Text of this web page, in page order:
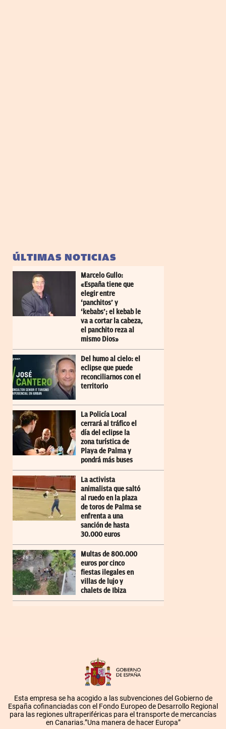
ÚLTIMAS NOTICIAS
Marcelo Gullo:
«España tiene que
elegir entre
‘panchitos’ y
‘kebabs’; el kebab le
va a cortar la cabeza,
el panchito reza al
mismo Dios»
Del humo al cielo: el
eclipse que puede
reconciliarnos con el
territorio
La Policía Local
cerrará al tráfico el
día del eclipse la
zona turística de
Playa de Palma y
pondrá más buses
La activista
animalista que saltó
al ruedo en la plaza
de toros de Palma se
enfrenta a una
sanción de hasta
30.000 euros
Multas de 800.000
euros por cinco
fiestas ilegales en
villas de lujo y
chalets de Ibiza
Esta empresa se ha acogido a las subvenciones del Gobierno de
España cofinanciadas con el Fondo Europeo de Desarrollo Regional
para las regiones ultraperiféricas para el transporte de mercancías
en Canarias.”Una manera de hacer Europa”